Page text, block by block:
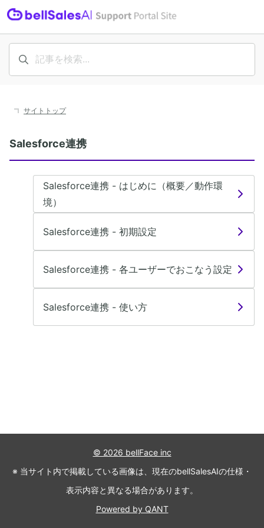
サイトトップ
Salesforce連携
Salesforce連携 - はじめに（概要／動作環
境）
Salesforce連携 - 初期設定
Salesforce連携 - 各ユーザーでおこなう設定
Salesforce連携 - 使い方
© 2026 bellFace inc
※ 当サイト内で掲載している画像は、現在のbellSalesAIの仕様・
表示内容と異なる場合があります。
Powered by QANT